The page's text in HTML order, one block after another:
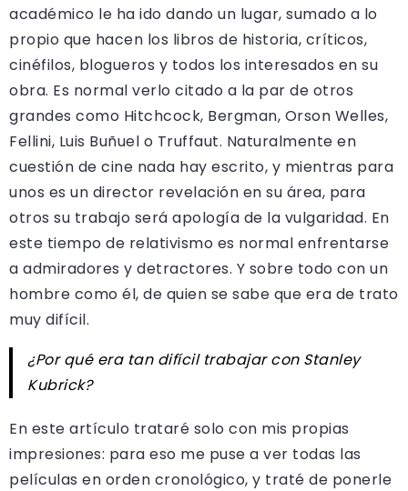
académico le ha ido dando un lugar, sumado a lo
propio que hacen los libros de historia, críticos,
cinéfilos, blogueros y todos los interesados en su
obra. Es normal verlo citado a la par de otros
grandes como Hitchcock, Bergman, Orson Welles,
Fellini, Luis Buñuel o Truffaut. Naturalmente en
cuestión de cine nada hay escrito, y mientras para
unos es un director revelación en su área, para
otros su trabajo será apología de la vulgaridad. En
este tiempo de relativismo es normal enfrentarse
a admiradores y detractores. Y sobre todo con un
hombre como él, de quien se sabe que era de trato
muy difícil.
¿Por qué era tan difícil trabajar con Stanley
Kubrick?
En este artículo trataré solo con mis propias
impresiones: para eso me puse a ver todas las
películas en orden cronológico, y traté de ponerle